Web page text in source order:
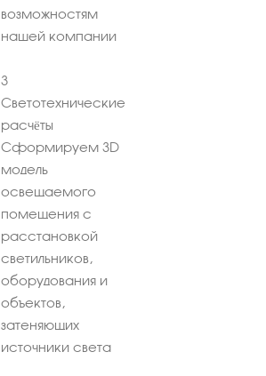
возможностям
нашей компании
3
Светотехнические
расчёты
Сформируем 3D
модель
освещаемого
помещения с
расстановкой
светильников,
оборудования и
объектов,
затеняющих
источники света